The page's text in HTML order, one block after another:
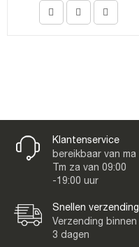
Klantenservice
bereikbaar van ma
Tm za van 09:00
-19:00 uur
Snellen verzending
Verzending binnen
3 dagen